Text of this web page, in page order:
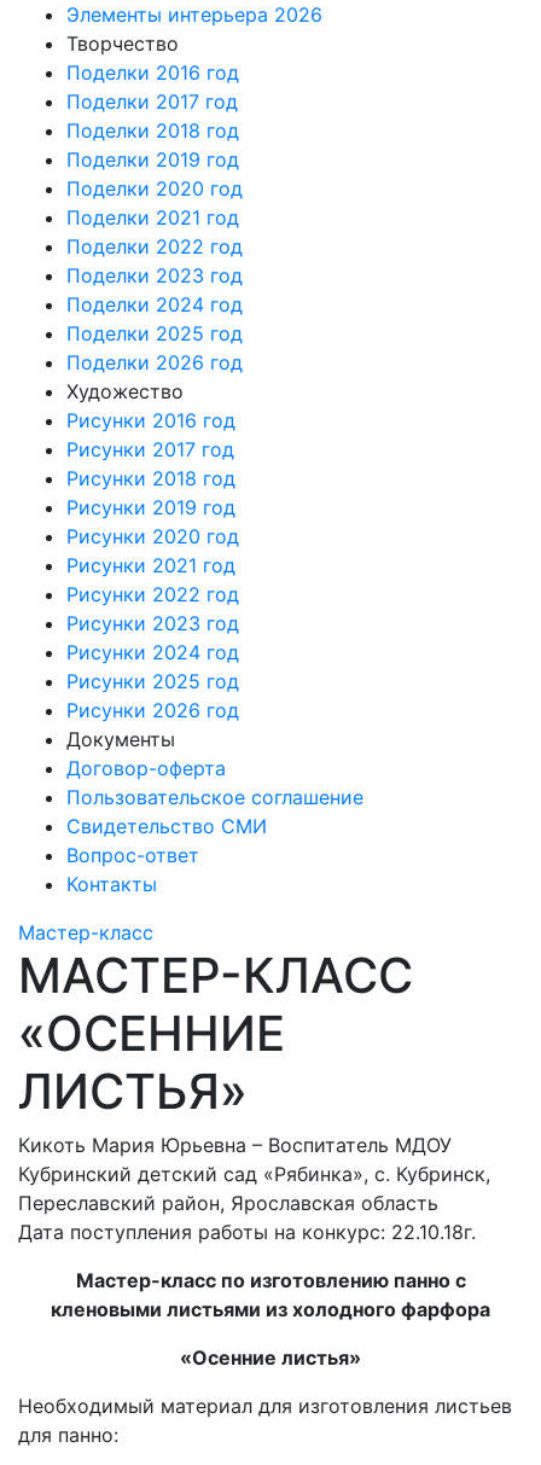
Элементы интерьера 2026
Творчество
Поделки 2016 год
Поделки 2017 год
Поделки 2018 год
Поделки 2019 год
Поделки 2020 год
Поделки 2021 год
Поделки 2022 год
Поделки 2023 год
Поделки 2024 год
Поделки 2025 год
Поделки 2026 год
Художество
Рисунки 2016 год
Рисунки 2017 год
Рисунки 2018 год
Рисунки 2019 год
Рисунки 2020 год
Рисунки 2021 год
Рисунки 2022 год
Рисунки 2023 год
Рисунки 2024 год
Рисунки 2025 год
Рисунки 2026 год
Документы
Договор-оферта
Пользовательское соглашение
Свидетельство СМИ
Вопрос-ответ
Контакты
Мастер-класс
МАСТЕР-КЛАСС
«ОСЕННИЕ
ЛИСТЬЯ»
Кикоть Мария Юрьевна – Воспитатель МДОУ
Кубринский детский сад «Рябинка», с. Кубринск,
Переславский район, Ярославская область
Дата поступления работы на конкурс: 22.10.18г.
Мастер-класс по изготовлению панно с
кленовыми листьями из холодного фарфора
«Осенние листья»
Необходимый материал для изготовления листьев
для панно: